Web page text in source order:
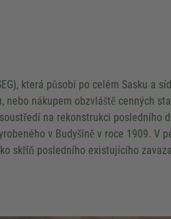
která působí po celém Sasku a
nákupem obzvláště cenných
na rekonstrukci posledního
v Budyšíně v roce 1909. V
skříň posledního existujícího